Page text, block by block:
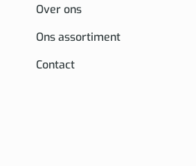
Over ons
Ons assortiment
Contact